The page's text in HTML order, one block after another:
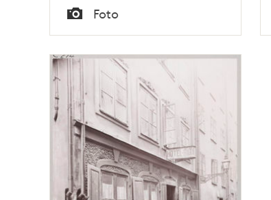
Tid
Typ
Foto